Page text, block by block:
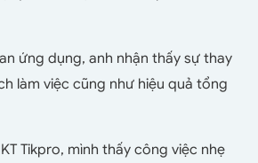
ứng dụng, anh nhận thấy sự thay
làm việc cũng như hiệu quả tổng
Tikpro, mình thấy công việc nhẹ